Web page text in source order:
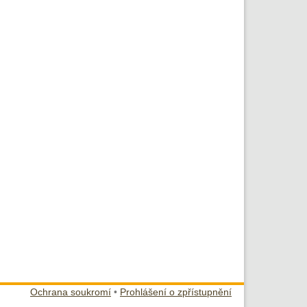
Ochrana soukromí • Prohlášení o zpřístupnění